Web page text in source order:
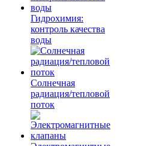
Гидрохимия:
контроль качества
воды
Солнечная
радиация/тепловой
поток